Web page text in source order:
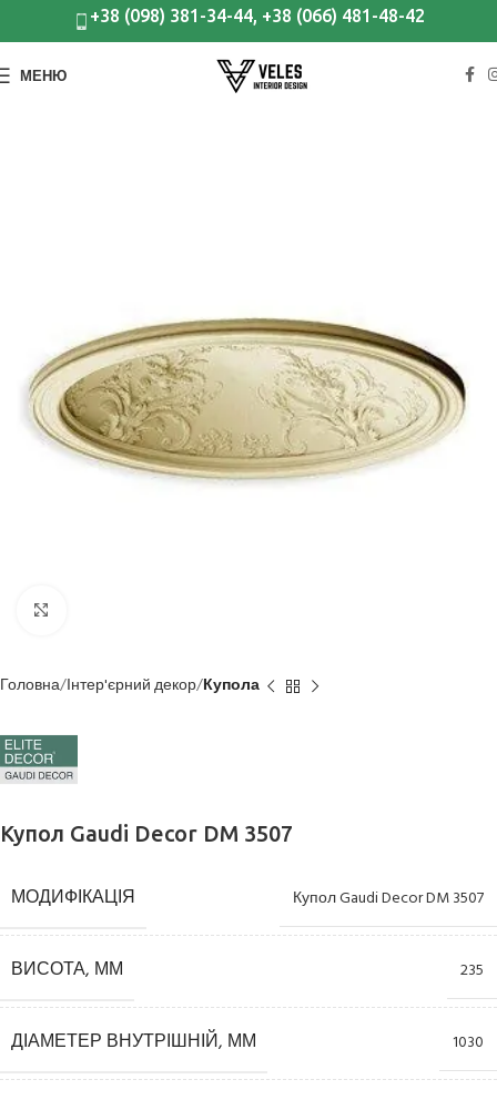
+38 (098) 381-34-44, +38 (066) 481-48-42
МЕНЮ
Головна Інтер'єрний декор Купола
Купол Gaudi Decor DM 3507
МОДИФІКАЦІЯ Купол Gaudi Decor DM 3507
ВИСОТА, ММ 235
ДІАМЕТЕР ВНУТРІШНІЙ, ММ 1030